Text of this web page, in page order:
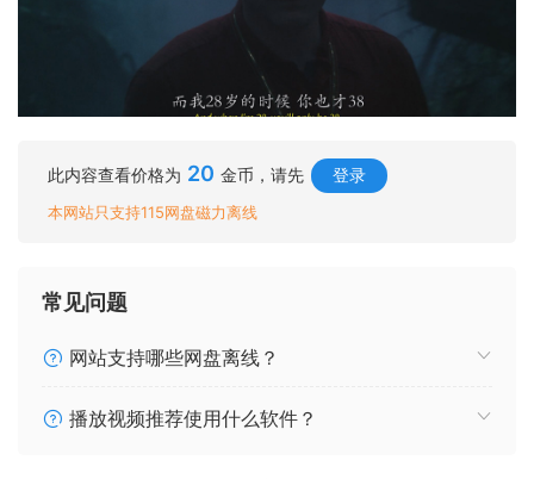
此内容查看价格为 20 金币，请先 登录
本网站只支持115网盘磁力离线
常见问题
网站支持哪些网盘离线？
播放视频推荐使用什么软件？